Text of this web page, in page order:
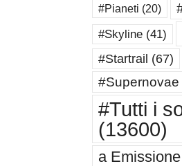
#Pianeti (20)
#Skyline(41)
#Startrail (67)
#Supernovae
#Tutti i
(13600)
a Emissione